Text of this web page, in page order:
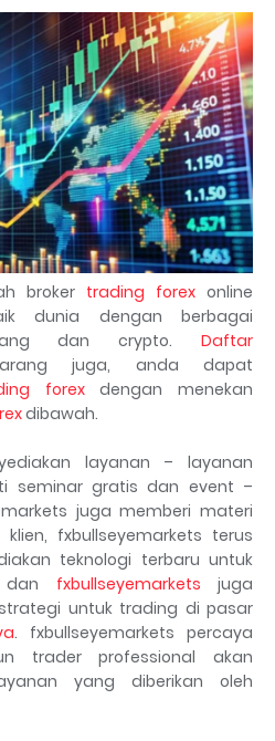
broker trading forex online
dunia dengan berbagai
dan crypto. Daftar
juga, anda dapat
forexdengan menekan
dibawah.
layanan – layanan
seminar gratis dan event –
juga memberi materi
fxbullseyemarkets terus
teknologi terbaru untuk
fxbullseyemarkets juga
untuk trading di pasar
. fxbullseyemarkets percaya
trader professional akan
yang diberikan oleh